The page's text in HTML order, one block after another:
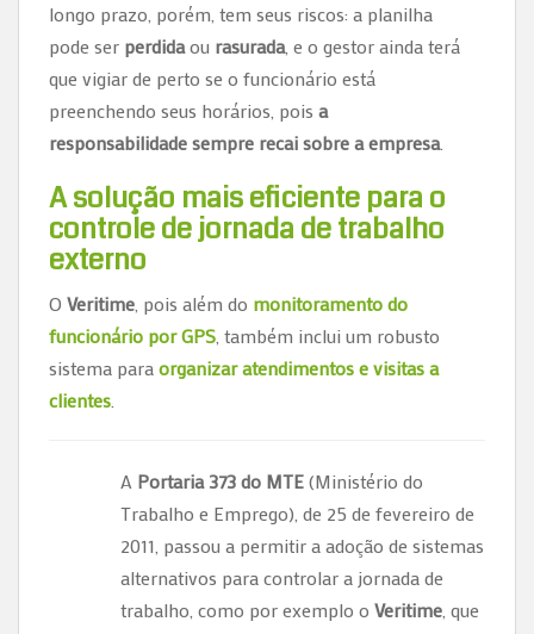
longo prazo, porém, tem seus riscos: a planilha
pode ser perdidaou rasurada, e o gestor ainda terá
que vigiar de perto se o funcionário está
preenchendo seus horários, pois a
responsabilidade sempre recai sobre a empresa.
A solução mais eficiente para o
controle de jornada de trabalho
externo
O Veritime , pois além do monitoramento do
funcionário por GPS , também inclui um robusto
sistema paraorganizar atendimentos e visitas a
clientes
A Portaria 373 do MTE(Ministério do
Trabalho e Emprego), de 25 de fevereiro de
2011, passou a permitir a adoção de sistemas
alternativos para controlar a jornada de
trabalho, como por exemplo o Veritime , que